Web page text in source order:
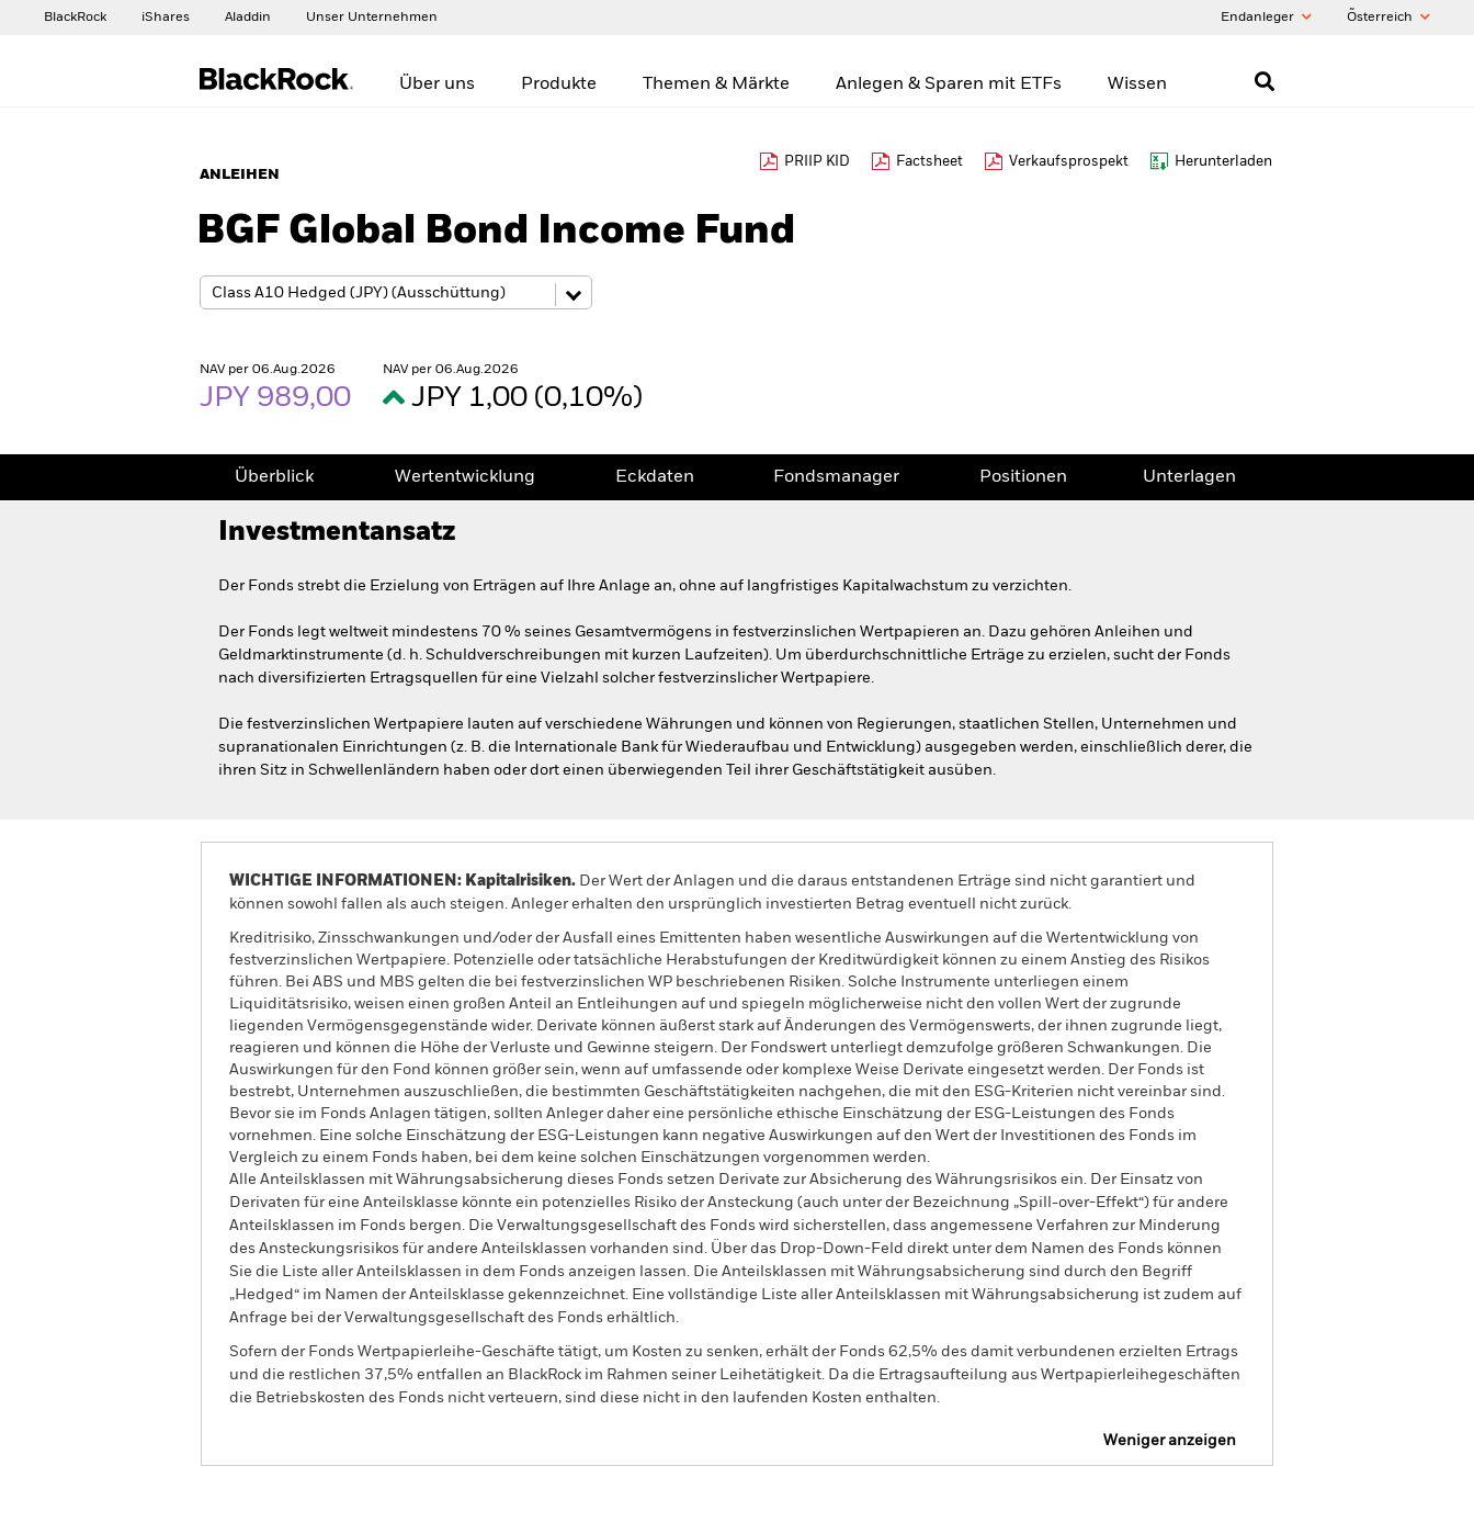
BlackRock iShares Aladdin Unser Unternehmen Endanleger Õsterreich
Über uns Produkte Themen & Märkte Anlegen & Sparen mit ETFs Wissen
ANLEIHEN
PRIIP KID Factsheet Verkaufsprospekt Herunterladen
BGF Global Bond Income Fund
NAV per 06.Aug.2026
JPY 989,00
NAV per 06.Aug.2026
JPY 1,00 (0,10%)
Überblick Wertentwicklung Eckdaten Fondsmanager Positionen Unterlagen
Investmentansatz
Der Fonds strebt die Erzielung von Erträgen auf Ihre Anlage an, ohne auf langfristiges Kapitalwachstum zu verzichten.
Der Fonds legt weltweit mindestens 70 % seines Gesamtvermögens in festverzinslichen Wertpapieren an. Dazu gehören Anleihen und
Geldmarktinstrumente (d. h. Schuldverschreibungen mit kurzen Laufzeiten). Um überdurchschnittliche Erträge zu erzielen, sucht der Fonds
nach diversifizierten Ertragsquellen für eine Vielzahl solcher festverzinslicher Wertpapiere.
Die festverzinslichen Wertpapiere lauten auf verschiedene Währungen und können von Regierungen, staatlichen Stellen, Unternehmen und
supranationalen Einrichtungen (z. B. die Internationale Bank für Wiederaufbau und Entwicklung) ausgegeben werden, einschließlich derer, die
ihren Sitz in Schwellenländern haben oder dort einen überwiegenden Teil ihrer Geschäftstätigkeit ausüben.
WICHTIGE INFORMATIONEN: Kapitalrisiken. Der Wert der Anlagen und die daraus entstandenen Erträge sind nicht garantiert und
können sowohl fallen als auch steigen. Anleger erhalten den ursprünglich investierten Betrag eventuell nicht zurück.
Kreditrisiko, Zinsschwankungen und/oder der Ausfall eines Emittenten haben wesentliche Auswirkungen auf die Wertentwicklung von
festverzinslichen Wertpapiere. Potenzielle oder tatsächliche Herabstufungen der Kreditwürdigkeit können zu einem Anstieg des Risikos
führen. Bei ABS und MBS gelten die bei festverzinslichen WP beschriebenen Risiken. Solche Instrumente unterliegen einem
Liquiditätsrisiko, weisen einen großen Anteil an Entleihungen auf und spiegeln möglicherweise nicht den vollen Wert der zugrunde
liegenden Vermögensgegenstände wider. Derivate können äußerst stark auf Änderungen des Vermögenswerts, der ihnen zugrunde liegt,
reagieren und können die Höhe der Verluste und Gewinne steigern. Der Fondswert unterliegt demzufolge größeren Schwankungen. Die
Auswirkungen für den Fond können größer sein, wenn auf umfassende oder komplexe Weise Derivate eingesetzt werden. Der Fonds ist
bestrebt, Unternehmen auszuschließen, die bestimmten Geschäftstätigkeiten nachgehen, die mit den ESG-Kriterien nicht vereinbar sind.
Bevor sie im Fonds Anlagen tätigen, sollten Anleger daher eine persönliche ethische Einschätzung der ESG-Leistungen des Fonds
vornehmen. Eine solche Einschätzung der ESG-Leistungen kann negative Auswirkungen auf den Wert der Investitionen des Fonds im
Vergleich zu einem Fonds haben, bei dem keine solchen Einschätzungen vorgenommen werden.
Alle Anteilsklassen mit Währungsabsicherung dieses Fonds setzen Derivate zur Absicherung des Währungsrisikos ein. Der Einsatz von
Derivaten für eine Anteilsklasse könnte ein potenzielles Risiko der Ansteckung (auch unter der Bezeichnung „Spill-over-Effekt“) für andere
Anteilsklassen im Fonds bergen. Die Verwaltungsgesellschaft des Fonds wird sicherstellen, dass angemessene Verfahren zur Minderung
des Ansteckungsrisikos für andere Anteilsklassen vorhanden sind. Über das Drop-Down-Feld direkt unter dem Namen des Fonds können
Sie die Liste aller Anteilsklassen in dem Fonds anzeigen lassen. Die Anteilsklassen mit Währungsabsicherung sind durch den Begriff
„Hedged“ im Namen der Anteilsklasse gekennzeichnet. Eine vollständige Liste aller Anteilsklassen mit Währungsabsicherung ist zudem auf
Anfrage bei der Verwaltungsgesellschaft des Fonds erhältlich.
Sofern der Fonds Wertpapierleihe-Geschäfte tätigt, um Kosten zu senken, erhält der Fonds 62,5% des damit verbundenen erzielten Ertrags
und die restlichen 37,5% entfallen an BlackRock im Rahmen seiner Leihetätigkeit. Da die Ertragsaufteilung aus Wertpapierleihegeschäften
die Betriebskosten des Fonds nicht verteuern, sind diese nicht in den laufenden Kosten enthalten.
Weniger anzeigen